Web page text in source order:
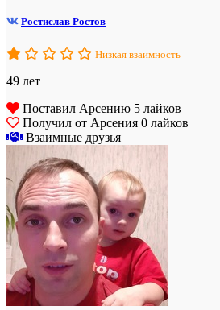
Ростислав Ростов
Низкая взаимность
49 лет
Поставил Арсению 5 лайков
Получил от Арсения 0 лайков
Взаимные друзья